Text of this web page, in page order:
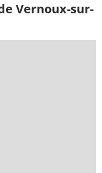
Vernoux-sur-